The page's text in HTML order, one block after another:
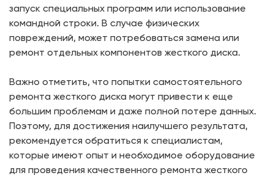
запуск специальных программ или использование
командной строки. В случае физических
повреждений, может потребоваться замена или
ремонт отдельных компонентов жесткого диска.
Важно отметить, что попытки самостоятельного
ремонта жесткого диска могут привести к еще
большим проблемам и даже полной потере данных.
Поэтому, для достижения наилучшего результата,
рекомендуется обратиться к специалистам,
которые имеют опыт и необходимое оборудование
для проведения качественного ремонта жесткого